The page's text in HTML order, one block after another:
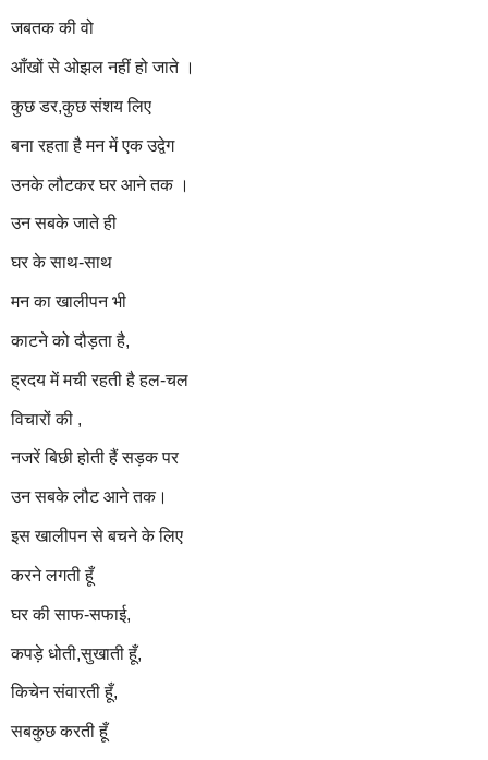
जबतक की वो
आँखों से ओझल नहीं हो जाते ।
कुछ डर,कुछ संशय लिए
बना रहता है मन में एक उद्वेग
उनके लौटकर घर आने तक ।
उन सबके जातेही
घर के साथ-साथ
मन का खालीपन भी
काटने को दौड़ता है,
ह्रदय में मची रहती है हल-चल
विचारोंकी ,
नजरें बिछी होती हैं सड़क पर
उन सबके लौट आने तक।
इस खालीपन से बचने के लिए
करने लगती हूँ
घर की साफ-सफाई,
कपड़े धोती,सुखाती हूँ,
किचेन संवारती हूँ,
सबकुछ करती हूँ